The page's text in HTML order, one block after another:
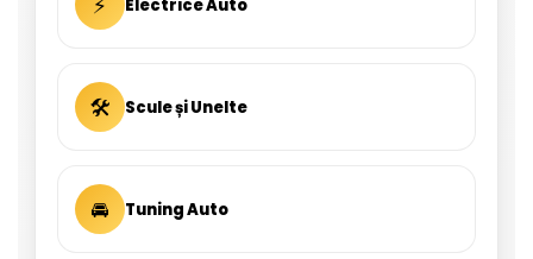
Electrice Auto
🛠 Scule și Unelte
🚘 Tuning Auto